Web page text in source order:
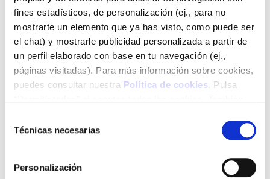
fines estadísticos, de personalización (ej., para no
mostrarte un elemento que ya has visto, como puede ser
el chat) y mostrarle publicidad personalizada a partir de
un perfil elaborado con base en tu navegación (ej.,
páginas visitadas). Para más información sobre cookies,
puedes consultar nuestra Política de cookies. Pulsa
pulsando posteriormente “Permitir la selección”. Si
pulsas “Solo las necesarias” (o “Permitir la selección” sin
haber marcado ninguna casilla), únicamente utilizaremos
aquellas cookies necesarias para el funcionamiento del
Técnicas necesarias
Personalización
Horario da bodega:
8:30 a 16:30h de Luns a Venres
Newsletter